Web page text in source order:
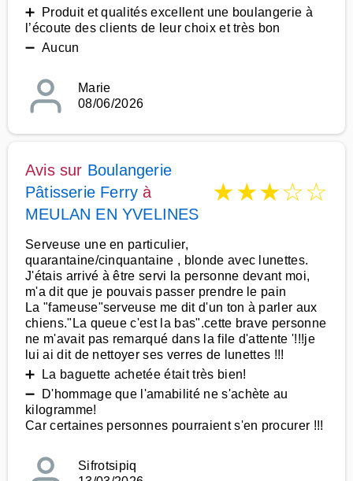
➕ Produit et qualités excellent une boulangerie à
l’écoute des clients de leur choix et très bon
➖ Aucun
Marie
08/06/2026
Avis sur Boulangerie
Pâtisserie Ferry à
MEULAN EN YVELINES
★★★☆☆
Serveuse une en particulier,
quarantaine/cinquantaine , blonde avec lunettes.
J'étais arrivé à être servi la personne devant moi,
m'a dit que je pouvais passer prendre le pain
La "fameuse"serveuse me dit d'un ton à parler aux
chiens."La queue c'est la bas".cette brave personne
ne m'avait pas remarqué dans la file d'attente '!!!je
lui ai dit de nettoyer ses verres de lunettes !!!
➕ La baguette achetée était très bien!
➖ D'hommage que l'amabilité ne s'achète au
kilogramme!
Car certaines personnes pourraient s'en procurer !!!
Sifrotsipiq